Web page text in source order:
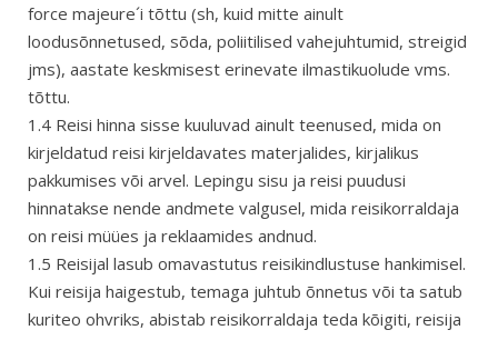
force majeure´i tõttu (sh, kuid mitte ainult
loodusõnnetused, sõda, poliitilised vahejuhtumid, streigid
jms), aastate keskmisest erinevate ilmastikuolude vms.
tõttu.
1.4 Reisi hinna sisse kuuluvad ainult teenused, mida on
kirjeldatud reisi kirjeldavates materjalides, kirjalikus
pakkumises või arvel. Lepingu sisu ja reisi puudusi
hinnatakse nende andmete valgusel, mida reisikorraldaja
on reisi müües ja reklaamides andnud.
1.5 Reisijal lasub omavastutus reisikindlustuse hankimisel.
Kui reisija haigestub, temaga juhtub õnnetus või ta satub
kuriteo ohvriks, abistab reisikorraldaja teda kõigiti, reisija